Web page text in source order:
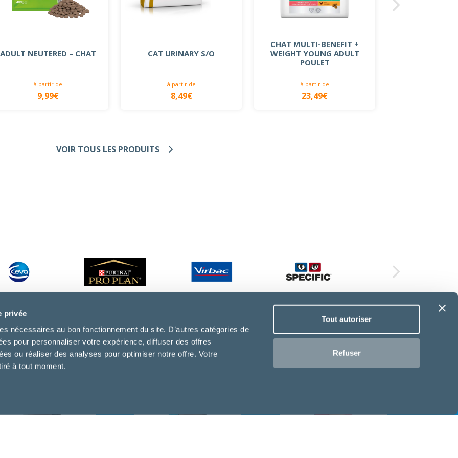
privée
nécessaires au bon fonctionnement du site. D’autres catégories de
pour personnaliser votre expérience, diffuser des offres
ou réaliser des analyses pour optimiser notre offre. Votre
à tout moment.
Tout autoriser
Refuser
ADULT NEUTERED – CHAT
à partir de
9,99€
CAT URINARY S/O
à partir de
8,49€
CHAT MULTI-BENEFIT +
WEIGHT YOUNG ADULT
POULET
à partir de
23,49€
VOIR TOUS LES PRODUITS